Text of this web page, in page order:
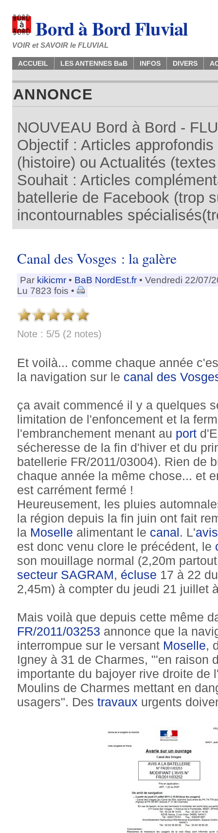
Bord à Bord Fluvial
VOIR et SAVOIR le FLUVIAL
ACCUEIL LES ANTENNES BaB INFOS DIVERS
ANNONCE
NOUVEAU Bord à Bord -
Objectif : Articles
(histoire) ou Actualités
Souhait : Articles
batellerie de Facebook (trop
incontournables
Canal des Vosges : la galère
Par kikicmr • BaB NordEst.fr • Vendredi 22/07/
Lu 7823 fois •
Note : 5/5 (2 notes)
Et voilà... comme chaque année
la navigation sur le canal des
ça avait commencé il y a quelques
limitation de l'enfoncement et la
l'embranchement menant au port
sécheresse de la fin d'hiver et du
batellerie FR/2011/03004). Rien de
chaque année la même chose... et
est carrément fermé !
Heureusement, les pluies
la région depuis la fin juin ont fait
la Moselle alimentant le canal. L'avis
est donc venu clore le précédent, le
son mouillage normal (2,20m
secteur SAGRAM, écluse 17 à 22
2,45m) à compter du jeudi 21 juillet
Mais voilà que depuis cette même
FR/2011/03253 annonce que la
interrompue sur le versant Moselle,
Igney à 31 de Charmes, "'en raison
importante du bajoyer rive droite de
Moulins de Charmes mettant en
usagers". Des travaux urgents